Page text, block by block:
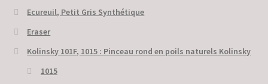
Ecureuil, Petit Gris Synthétique
Eraser
Kolinsky 101F, 1015 : Pinceau rond en poils naturels Kolinsky
1015